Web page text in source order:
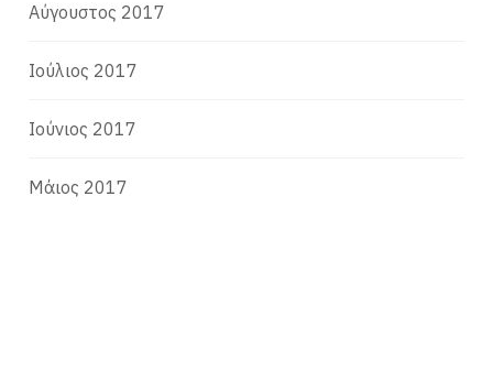
Αύγουστος 2017
Ιούλιος 2017
Ιούνιος 2017
Μάιος 2017